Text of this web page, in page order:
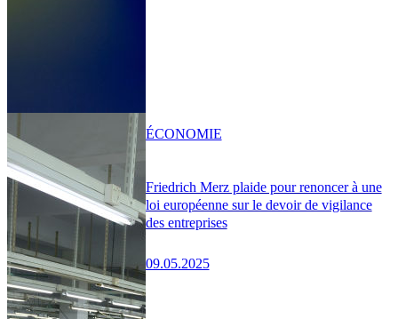
Friedrich Merz plaide pour renoncer à une
loi européenne sur le devoir de vigilance
des entreprises
09.05.2025
ÉCONOMIE